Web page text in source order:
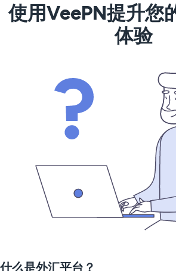
使用VeePN提升您
体验
什么是外汇平台？